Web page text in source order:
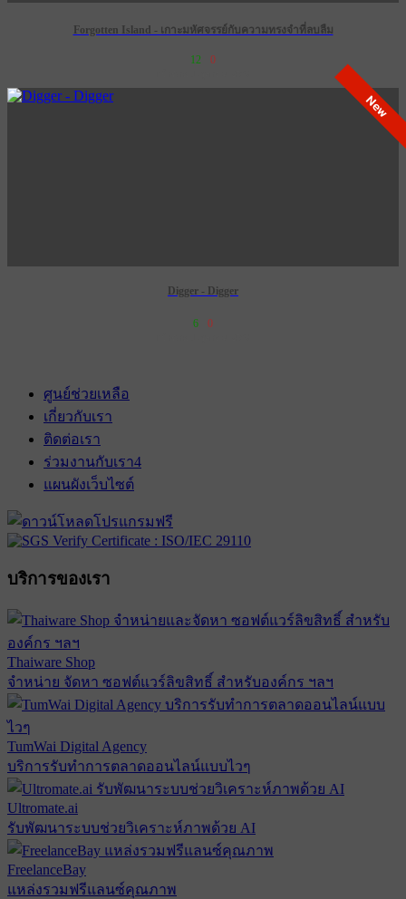
Forgotten Island - เกาะมหัศจรรย์กับความทรงจำที่ลบลืม
12 0
New
Digger - Digger
6 0
ศูนย์ช่วยเหลือ
เกี่ยวกับเรา
ติดต่อเรา
ร่วมงานกับเรา4
แผนผังเว็บไซต์
บริการของเรา
Thaiware Shop
จำหน่าย จัดหา ซอฟต์แวร์ลิขสิทธิ์ สำหรับองค์กร ฯลฯ
TumWai Digital Agency
บริการรับทำการตลาดออนไลน์แบบไวๆ
Ultromate.ai
รับพัฒนาระบบช่วยวิเคราะห์ภาพด้วย AI
FreelanceBay
แหล่งรวมฟรีแลนซ์คุณภาพ